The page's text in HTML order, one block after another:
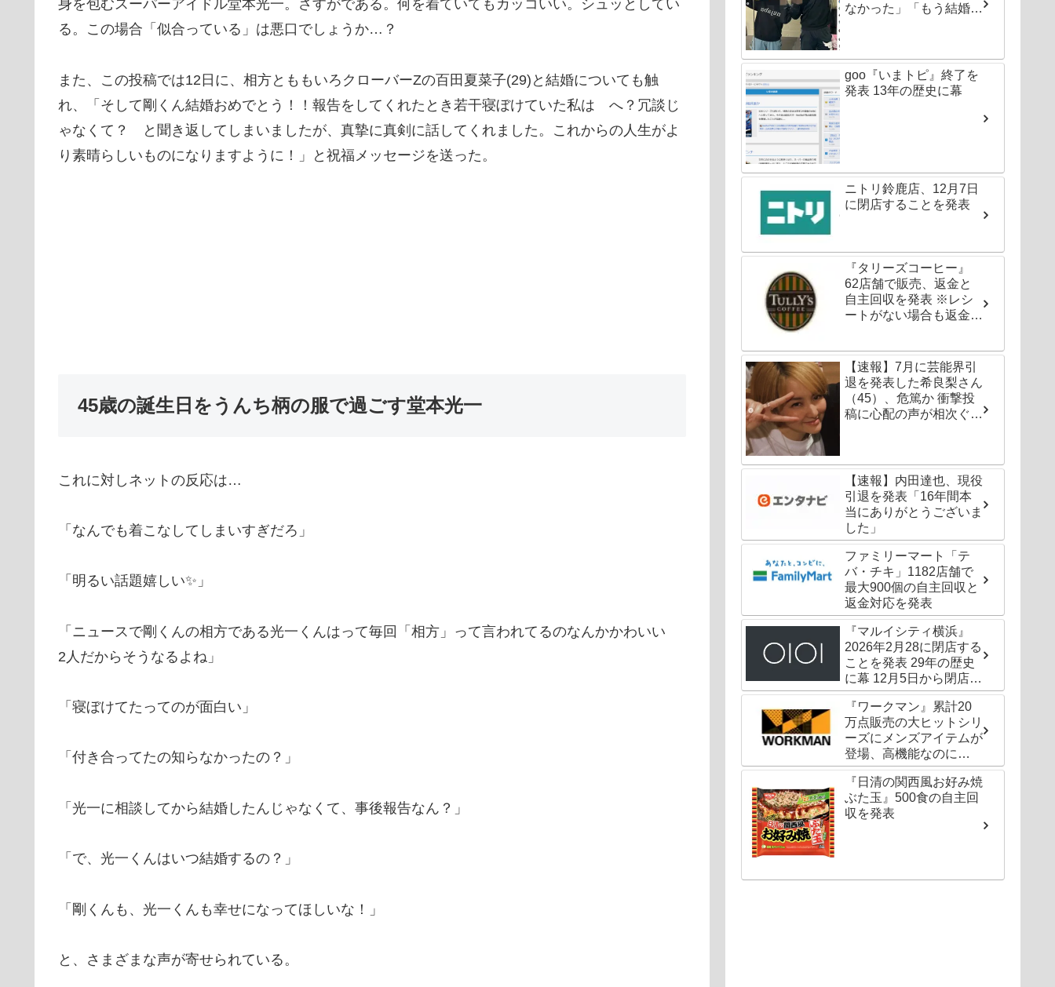
身を包むスーパーアイドル堂本光一。さすがである。何を着ていてもカッコいい。シュッとしてい
る。この場合「似合っている」は悪口でしょうか…？
また、この投稿では12日に、相方とももいろクローバーZの百田夏菜子(29)と結婚についても触
れ、「そして剛くん結婚おめでとう！！報告をしてくれたとき若干寝ぼけていた私は へ？冗談じ
ゃなくて？ と聞き返してしまいましたが、真摯に真剣に話してくれました。これからの人生がよ
り素晴らしいものになりますように！」と祝福メッセージを送った。
45歳の誕生日をうんち柄の服で過ごす堂本光一
これに対しネットの反応は…
「なんでも着こなしてしまいすぎだろ」
「明るい話題嬉しい✨」
「ニュースで剛くんの相方である光一くんはって毎回「相方」って言われてるのなんかかわいい
2人だからそうなるよね」
「寝ぼけてたってのが面白い」
「付き合ってたの知らなかったの？」
「光一に相談してから結婚したんじゃなくて、事後報告なん？」
「で、光一くんはいつ結婚するの？」
「剛くんも、光一くんも幸せになってほしいな！」
と、さまざまな声が寄せられている。
なかった」「もう結婚し
goo『いまトピ』終了を
発表 13年の歴史に幕
ニトリ鈴鹿店、12月7日
に閉店することを発表
『タリーズコーヒー』
62店舗で販売、返金と
自主回収を発表 ※レシ
ートがない場合も返金対
【速報】7月に芸能界引
退を発表した希良梨さん
（45）、危篤か 衝撃投
稿に心配の声が相次ぐ
【速報】内田達也、現役
引退を発表「16年間本
当にありがとうございま
した」
ファミリーマート「テ
バ・チキ」1182店舗で
最大900個の自主回収と
返金対応を発表
『マルイシティ横浜』
2026年2月28に閉店する
ことを発表 29年の歴史
に幕 12月5日から閉店セ
ールも
『ワークマン』累計20
万点販売の大ヒットシリ
ーズにメンズアイテムが
登場、高機能なのに
1000円以下〜の圧倒的
コスパ
『日清の関西風お好み焼
ぶた玉』500食の自主回
収を発表